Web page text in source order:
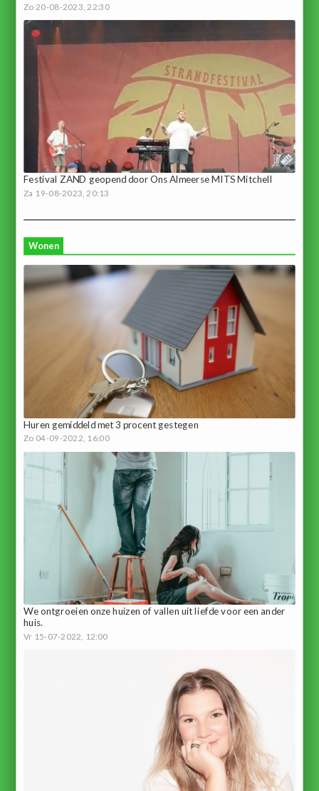
Zo 20-08-2023, 22:30
Festival ZAND geopend door Ons Almeerse MITS Mitchell
Za 19-08-2023, 20:13
Wonen
Huren gemiddeld met 3 procent gestegen
Zo 04-09-2022, 16:00
We ontgroeien onze huizen of vallen uit liefde voor een ander
huis.
Vr 15-07-2022, 12:00